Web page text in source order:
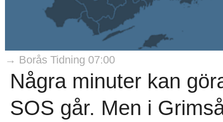
→ Borås Tidning 07:00
Några minuter kan
SOS går. Men i